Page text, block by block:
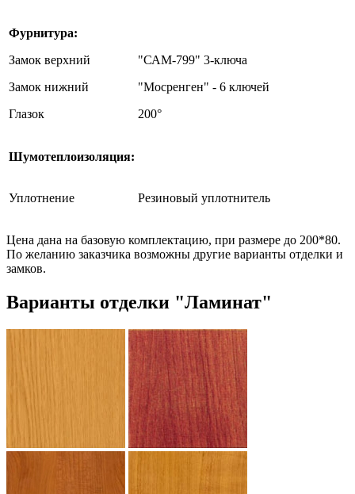
Фурнитура:
Замок верхний
Замок нижний
Глазок
"САМ-799" 3-ключа
"Мосренген" - 6 ключей
200°
Шумотеплоизоляция:
Уплотнение Резиновый уплотнитель
Цена дана на базовую комплектацию, при размере до 200*80.
По желанию заказчика возможны другие варианты отделки и
замков.
Варианты отделки "Ламинат"